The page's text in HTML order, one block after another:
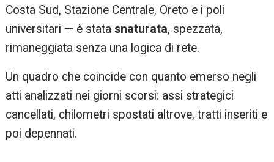
Costa Sud, Stazione Centrale, Oreto e i poli
universitari — è statasnaturata, spezzata,
rimaneggiata senza una logica di rete.
Un quadro che coincide con quanto emerso negli
atti analizzati nei giorni scorsi: assi strategici
cancellati, chilometri spostati altrove, tratti inseriti e
poi depennati.